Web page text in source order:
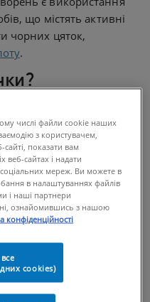
що містять активні
чорних цяток,
.
жиром,
шкіри, це
шорстких
(так званих
проявлятися
(закриті
комедони).
в такому разі пори
до появи білої
чорні цятки
числі файли cookie наших
з користувачем,
показати вам
веб-сайтах і надати
мереж. Ви можете в
в налаштуваннях файлів
і наші партнери
ознайомившись з нашою
конфіденційності
cookies)